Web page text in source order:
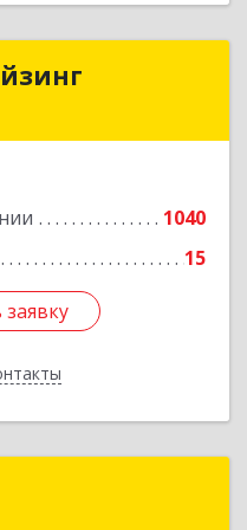
1040
15
Франчайзинг
Подробнее